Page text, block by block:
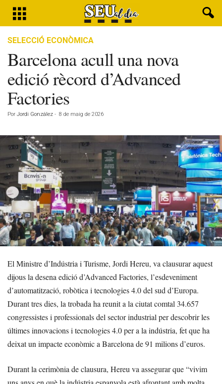
SELECCIÓ ECONÒMICA
Barcelona acull una nova
edició rècord d’Advanced
Factories
Por Jordi González - 8 de maig de 2026
El Ministre d’Indústria i Turisme, Jordi Hereu, va clausurar aquest
dijous la desena edició d’Advanced Factories, l’esdeveniment
d’automatització, robòtica i tecnologies 4.0 del sud d’Europa.
Durant tres dies, la trobada ha reunit a la ciutat comtal 34.657
congressistes i professionals del sector industrial per descobrir les
últimes innovacions i tecnologies 4.0 per a la indústria, fet que ha
deixat un impacte econòmic a Barcelona de 91 milions d’euros.
Durant la cerimònia de clausura, Hereu va assegurar que “vivim